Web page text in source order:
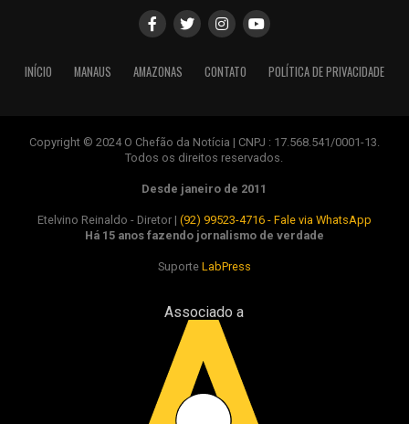
INÍCIO MANAUS AMAZONAS CONTATO POLÍTICA DE PRIVACIDADE
Copyright © 2024 O Chefão da Notícia | CNPJ : 17.568.541/0001-13.
Todos os direitos reservados.
Desde janeiro de 2011
Etelvino Reinaldo - Diretor | (92) 99523-4716 - Fale via WhatsApp
Há 15 anos fazendo jornalismo de verdade
Suporte LabPress
Associado a